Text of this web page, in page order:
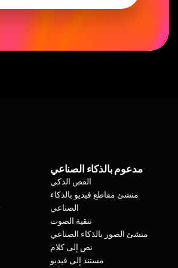
مدعوم بالذكاء الصناعي
القص الذكي
منشئ مقاطع فيديو بالذكاء
الصناعي
تنقية الصوت
منشئ الصور بالذكاء الصناعي
نص إلى كلام
مستند إلى فيديو